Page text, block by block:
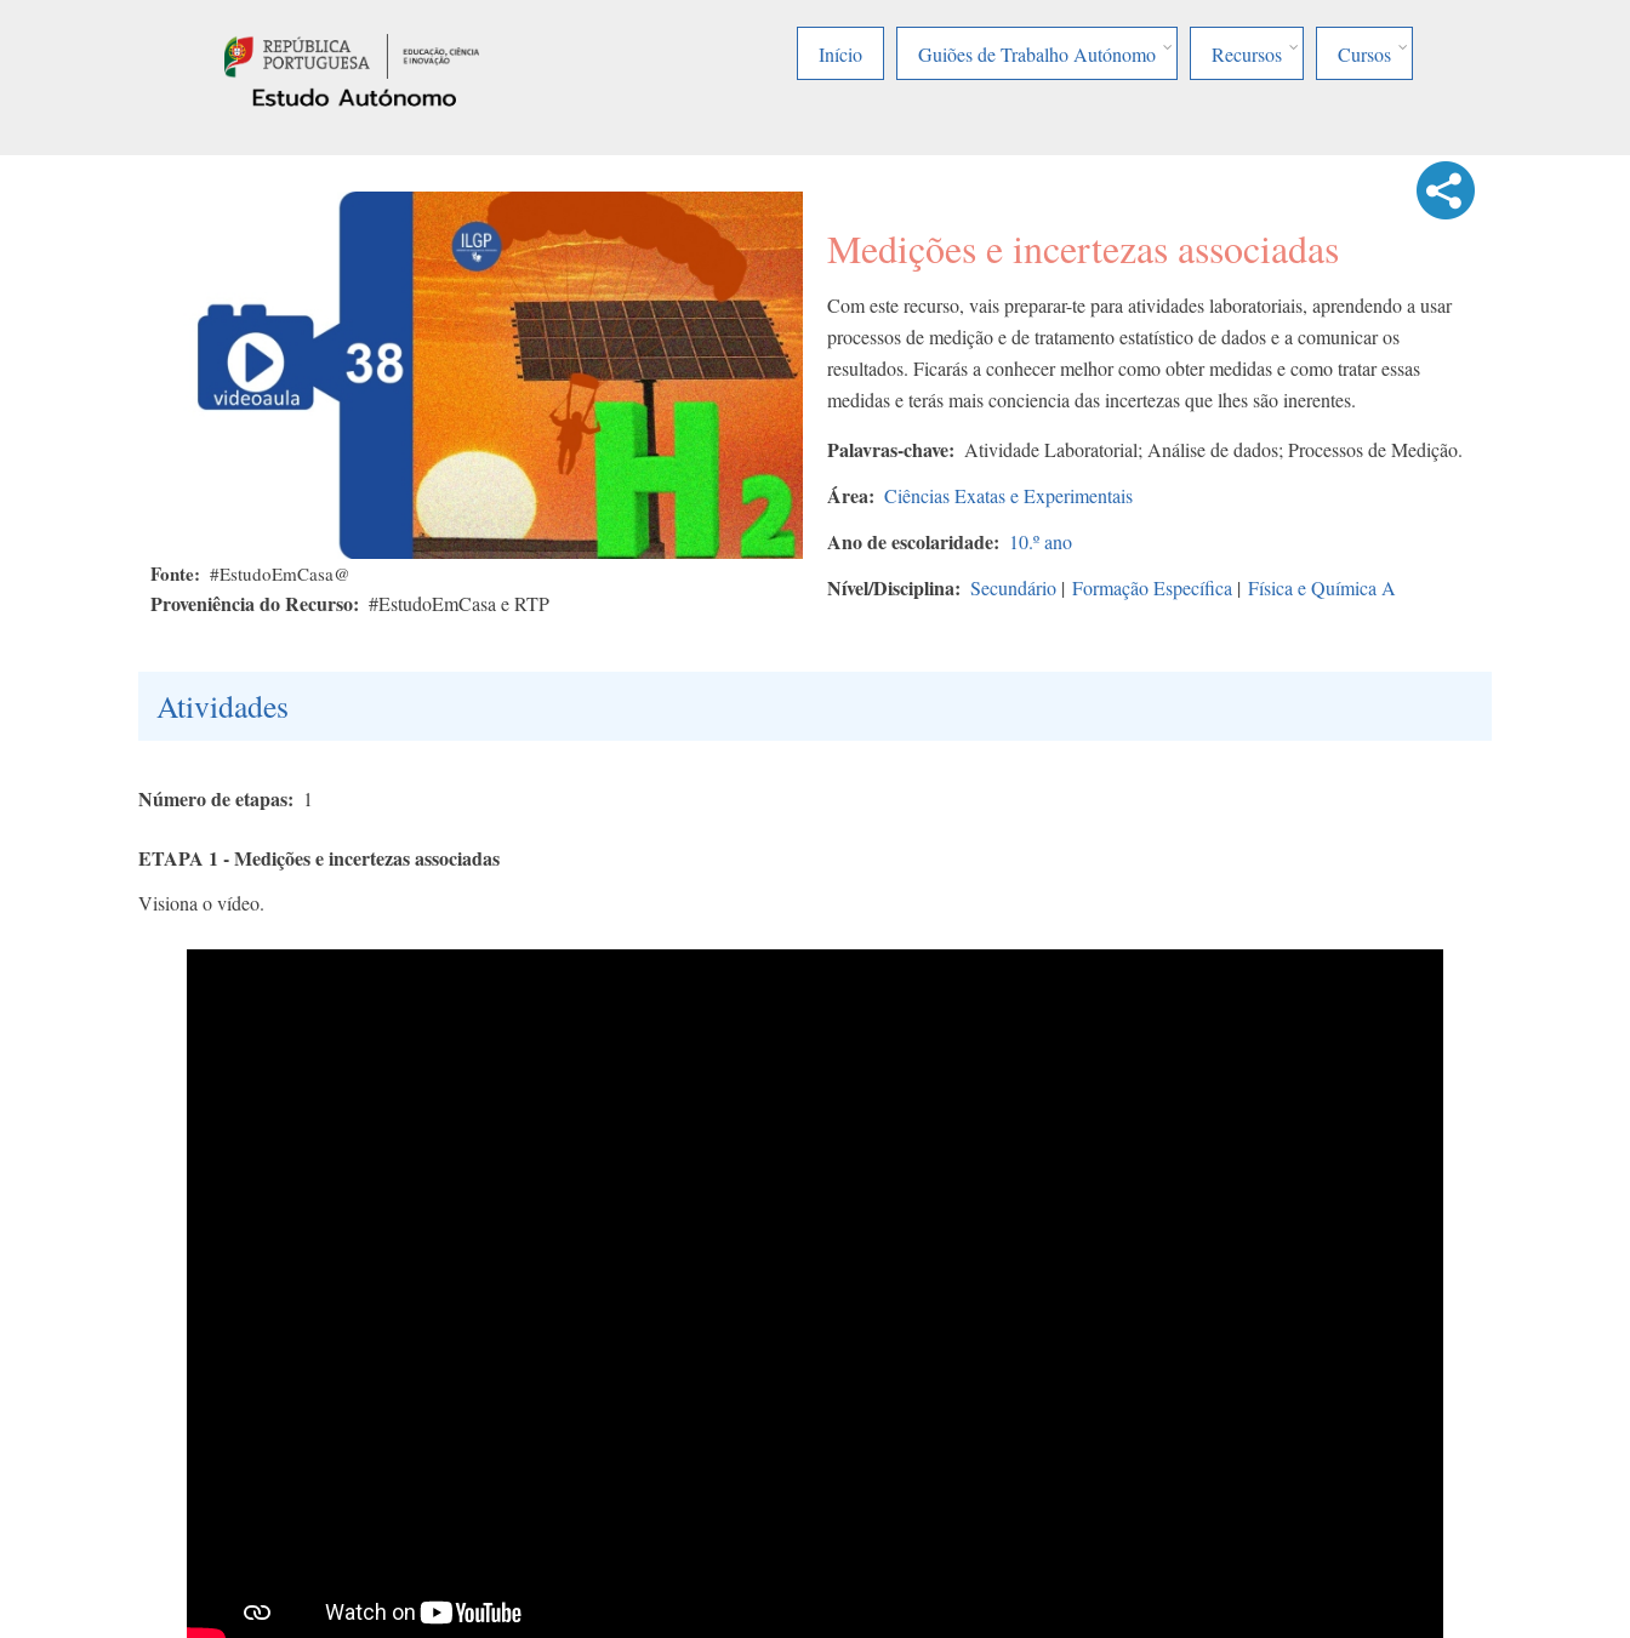
Início
Guiões de Trabalho Autónomo Recursos Cursos
Fonte #EstudoEmCasa@
Proveniência do Recurso #EstudoEmCasa e RTP
Medições e incertezas associadas
Com este recurso, vais preparar-te para atividades laboratoriais, aprendendo a usar
processos de medição e de tratamento estatístico de dados e a comunicar os
resultados. Ficarás a conhecer melhor como obter medidas e como tratar essas
medidas e terás mais conciencia das incertezas que lhes são inerentes.
Palavras-chave Atividade Laboratorial; Análise de dados; Processos de Medição.
Área Ciências Exatas e Experimentais
Ano de escolaridade 10.º ano
Nível/Disciplina Secundário | Formação Específica | Física e Química A
Atividades
Número de etapas 1
ETAPA 1 - Medições e incertezas associadas
Visiona o vídeo.